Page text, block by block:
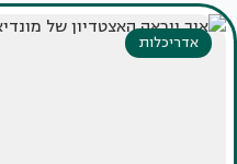
אדריכלות